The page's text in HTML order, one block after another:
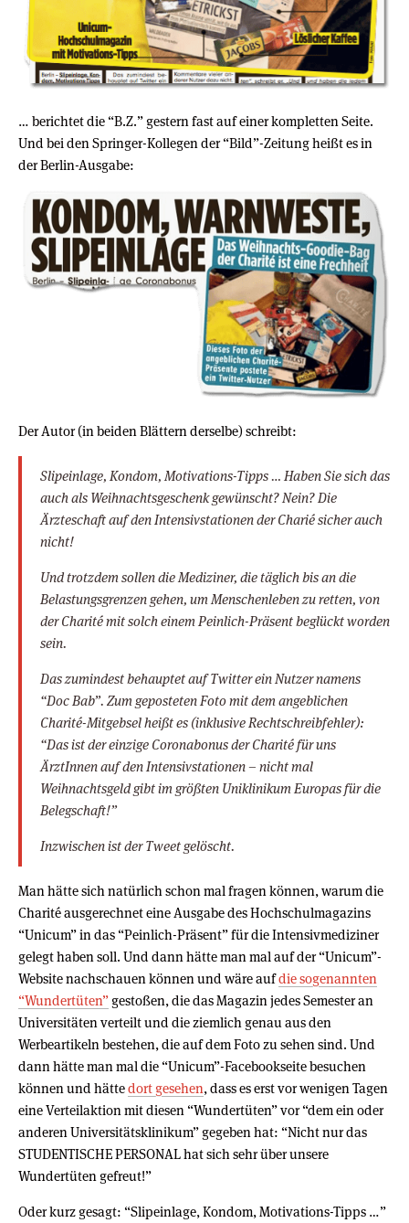
… berichtet die “B.Z.” gestern fast auf einer kompletten Seite.
Und bei den Springer-Kollegen der “Bild”-Zeitung heißt es in
der Berlin-Ausgabe:
Der Autor (in beiden Blättern derselbe) schreibt:
Slipeinlage, Kondom, Motivations-Tipps … Haben Sie sich das
auch als Weihnachtsgeschenk gewünscht? Nein? Die
Ärzteschaft auf den Intensivstationen der Charié sicher auch
nicht!
Und trotzdem sollen die Mediziner, die täglich bis an die
Belastungsgrenzen gehen, um Menschenleben zu retten, von
der Charité mit solch einem Peinlich-Präsent beglückt worden
sein.
Das zumindest behauptet auf Twitter ein Nutzer namens
“Doc Bab”. Zum geposteten Foto mit dem angeblichen
Charité-Mitgebsel heißt es (inklusive Rechtschreibfehler):
“Das ist der einzige Coronabonus der Charité für uns
ÄrztInnen auf den Intensivstationen – nicht mal
Weihnachtsgeld gibt im größten Uniklinikum Europas für die
Belegschaft!”
Inzwischen ist der Tweet gelöscht.
Man hätte sich natürlich schon mal fragen können, warum die
Charité ausgerechnet eine Ausgabe des Hochschulmagazins
“Unicum” in das “Peinlich-Präsent” für die Intensivmediziner
gelegt haben soll. Und dann hätte man mal auf der “Unicum”-
Website nachschauen können und wäre aufdie sogenannten
“Wundertüten”gestoßen, die das Magazin jedes Semester an
Universitäten verteilt und die ziemlich genau aus den
Werbeartikeln bestehen, die auf dem Foto zu sehen sind. Und
dann hätte man mal die “Unicum”-Facebookseite besuchen
können und hättedort gesehen, dass es erst vor wenigen Tagen
eine Verteilaktion mit diesen “Wundertüten” vor “dem ein oder
anderen Universitätsklinikum” gegeben hat: “Nicht nur das
STUDENTISCHE PERSONAL hat sich sehr über unsere
Wundertüten gefreut!”
Oder kurz gesagt: “Slipeinlage, Kondom, Motivations-Tipps …”